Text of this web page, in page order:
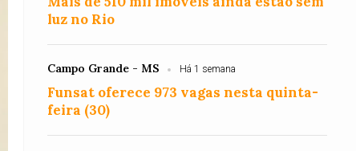
luz no Rio
Campo Grande - MS Há 1 semana
Funsat oferece 973 vagas nesta quinta-
feira (30)